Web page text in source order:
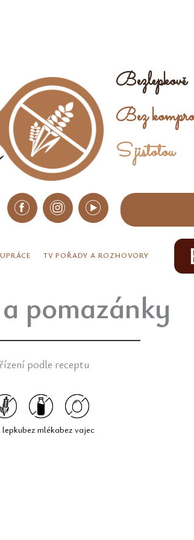
Bezlepkově
Bez
S jistotou
TV POŘADY A ROZHOVORY
pomazánky
podle receptu
lepkubez mlékabez vajec